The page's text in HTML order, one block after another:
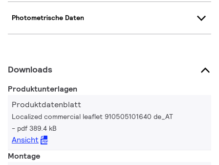
Photometrische Daten
Downloads
Produktunterlagen
Produktdatenblatt
Localized commercial leaflet 910505101640 de_AT
pdf 389.4 kB
Ansicht
Montage